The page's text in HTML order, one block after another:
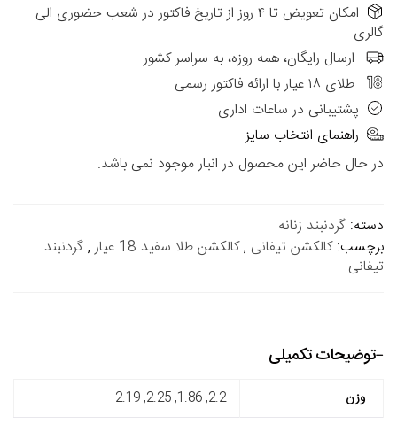
امکان تعویض تا ۴ روز از تاریخ فاکتور در شعب حضوری الی
گالری
ارسال رایگان، همه روزه، به سراسر کشور
طلای ۱۸ عیار با ارائه فاکتور رسمی
پشتیبانی در ساعات اداری
راهنمای انتخاب سایز
در حال حاضر این محصول در انبار موجود نمی باشد.
دسته: گردنبند زنانه
برچسب:کالکشن تیفانی ,کالکشن طلا سفید 18 عیار ,گردنبند
تیفانی
توضیحات تکمیلی
وزن 2.2, 1.86, 2.25, 2.19